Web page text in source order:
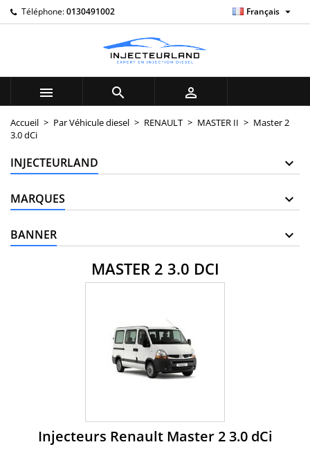
Téléphone:0130491002 Français 
  
Accueil Par Véhicule diesel RENAULT MASTER II
Master 2
3.0 dCi
INJECTEURLAND
MARQUES
BANNER
MASTER 2 3.0 DCI
Injecteurs Renault Master 2 3.0 dCi
My wishlists ×
add_circle_outline
((modalTitle)) ×
((confirmMessage))
((cancelText)) ((modalDeleteText))
((title)) ×
Connexion ×
Vous devez être connecté pour ajouter des produits à
votre liste d'envies.
((cancelText)) ((loginText))